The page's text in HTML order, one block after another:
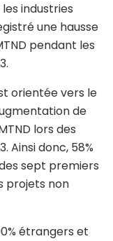
industries
une hausse
pendant les
orientée vers le
de
lors des
Ainsi donc, 58%
sept premiers
projets non
étrangers et